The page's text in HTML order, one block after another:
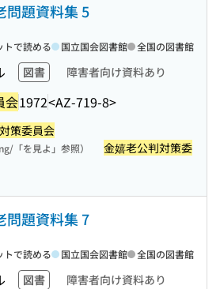
問題資料集 5
図書 障害者向け資料あり
会1972<AZ-719-8>
トで読める 国立国会図書館 全国の図書館
策委員会
「を見よ」参照）
金嬉老公判対策委
問題資料集 7
図書 障害者向け資料あり
トで読める 国立国会図書館 全国の図書館